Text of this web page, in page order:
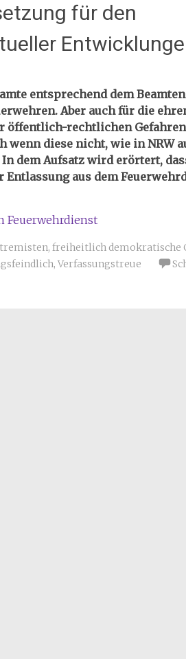
für den
entsprechend dem
Aber auch für die
öffentlich-rechtlichen
wenn diese nicht, wie in NRW
dem Aufsatz wird erörtert,
aus dem
Feuerwehrdienst
, freiheitlich demokratische
, Verfassungstreue